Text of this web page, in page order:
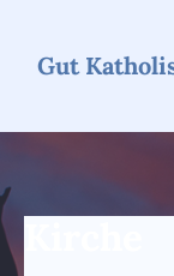
Gut